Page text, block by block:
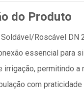
do Produto
Roscável DN
essencial para
irrigação, permitindo a
com praticidade